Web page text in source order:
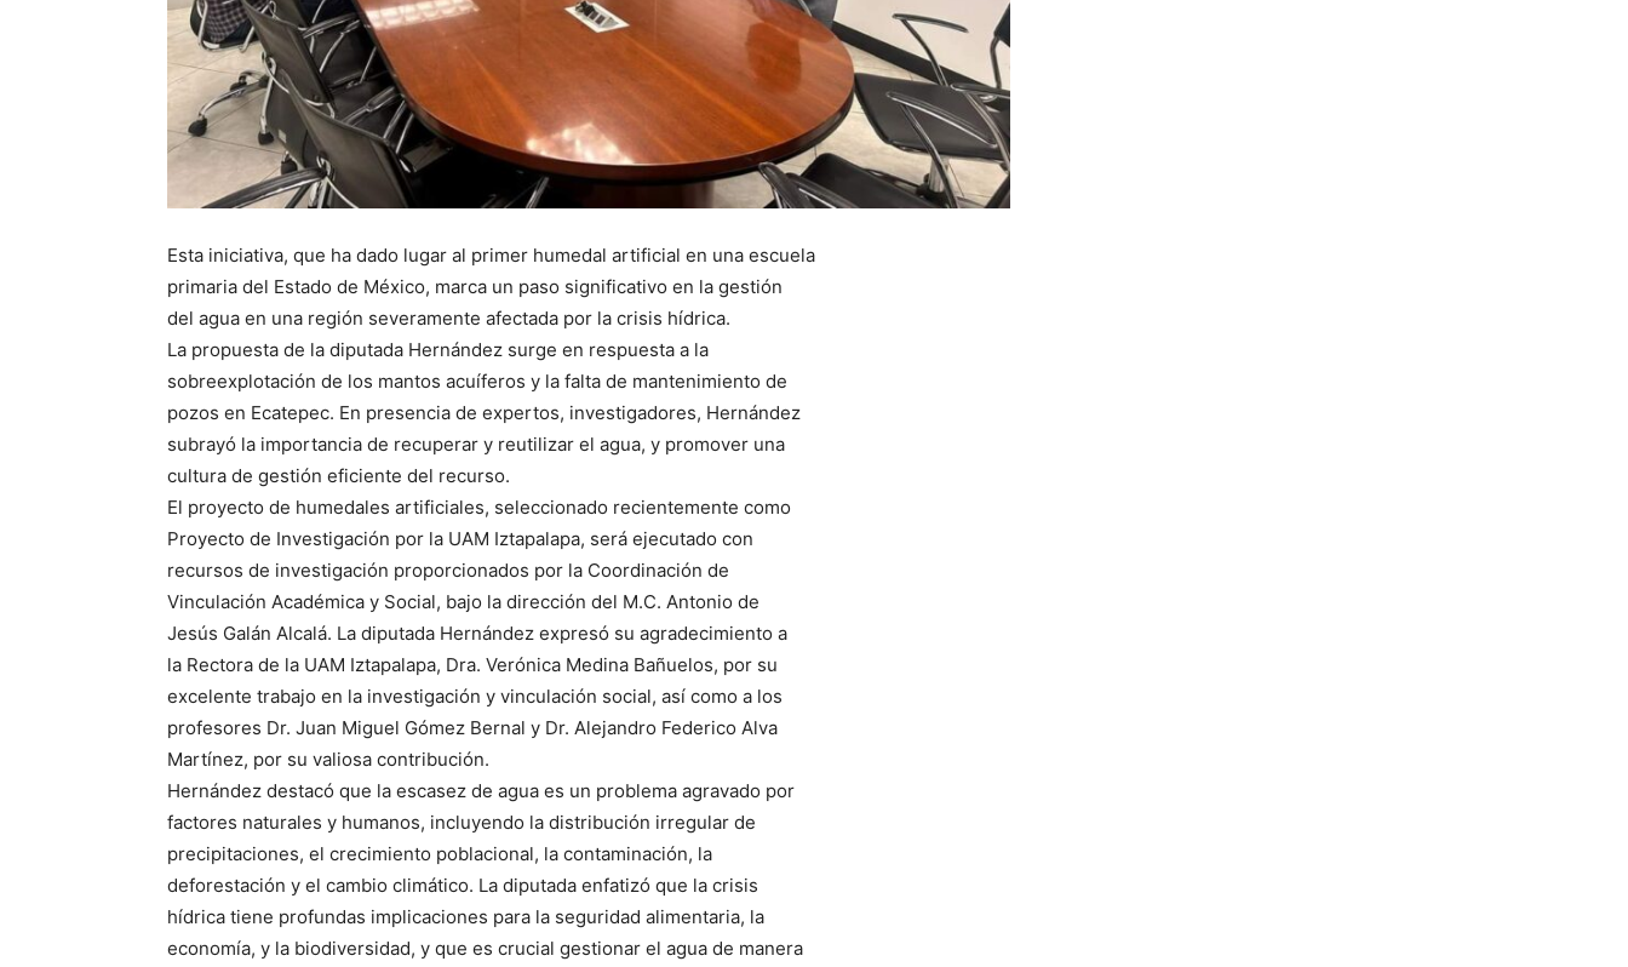
Esta iniciativa, que ha dado lugar al primer humedal artificial en una escuela
primaria del Estado de México, marca un paso significativo en la gestión
del agua en una región severamente afectada por la crisis hídrica.
La propuesta de la diputada Hernández surge en respuesta a la
sobreexplotación de los mantos acuíferos y la falta de mantenimiento de
pozos en Ecatepec. En presencia de expertos, investigadores, Hernández
subrayó la importancia de recuperar y reutilizar el agua, y promover una
cultura de gestión eficiente del recurso.
El proyecto de humedales artificiales, seleccionado recientemente como
Proyecto de Investigación por la UAM Iztapalapa, será ejecutado con
recursos de investigación proporcionados por la Coordinación de
Vinculación Académica y Social, bajo la dirección del M.C. Antonio de
Jesús Galán Alcalá. La diputada Hernández expresó su agradecimiento a
la Rectora de la UAM Iztapalapa, Dra. Verónica Medina Bañuelos, por su
excelente trabajo en la investigación y vinculación social, así como a los
profesores Dr. Juan Miguel Gómez Bernal y Dr. Alejandro Federico Alva
Martínez, por su valiosa contribución.
Hernández destacó que la escasez de agua es un problema agravado por
factores naturales y humanos, incluyendo la distribución irregular de
precipitaciones, el crecimiento poblacional, la contaminación, la
deforestación y el cambio climático. La diputada enfatizó que la crisis
hídrica tiene profundas implicaciones para la seguridad alimentaria, la
economía, y la biodiversidad, y que es crucial gestionar el agua de manera